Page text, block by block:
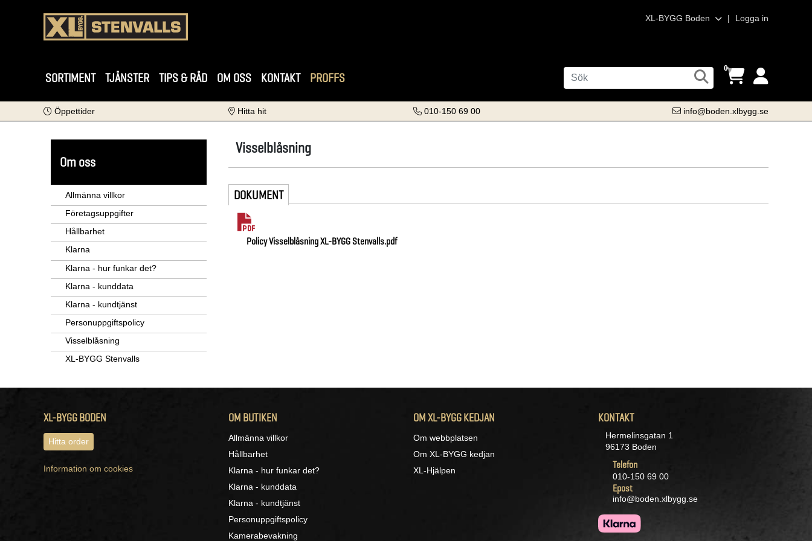
XL-BYGG Boden | Logga in
SORTIMENT TJÄNSTER TIPS & RÅD OM OSS KONTAKT PROFFS
0
Öppettider Hitta hit 010-150 69 00 info@boden.xlbygg.se
Om oss
Allmänna villkor
Företagsuppgifter
Hållbarhet
Klarna
Klarna - hur funkar det?
Klarna - kunddata
Klarna - kundtjänst
Personuppgiftspolicy
Visselblåsning
XL-BYGG Stenvalls
Visselblåsning
DOKUMENT
Policy Visselblåsning XL-BYGG Stenvalls.pdf
XL-BYGG BODEN
Hitta order
Information om cookies
OM BUTIKEN
Allmänna villkor
Hållbarhet
Klarna - hur funkar det?
Klarna - kunddata
Klarna - kundtjänst
Personuppgiftspolicy
Kamerabevakning
OM XL-BYGG KEDJAN
Om webbplatsen
Om XL-BYGG kedjan
XL-Hjälpen
KONTAKT
Hermelinsgatan 1
96173 Boden
Telefon
010-150 69 00
Epost
info@boden.xlbygg.se